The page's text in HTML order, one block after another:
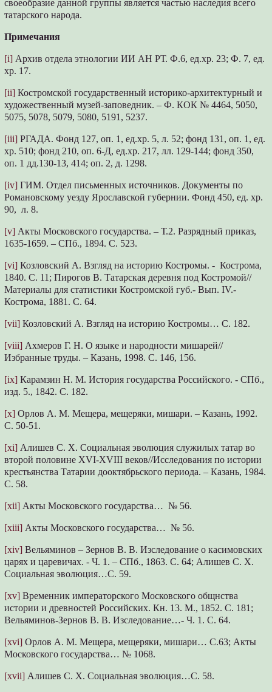
своеобразие данной группы является частью наследия всего
татарского народа.
Примечания
[i] Архив отдела этнологии ИИ АН РТ. Ф.6, ед.хр. 23; Ф. 7, ед.
хр. 17.
[ii] Костромской государственный историко-архитектурный и
художественный музей-заповедник. – Ф. КОК № 4464, 5050,
5075, 5078, 5079, 5080, 5191, 5237.
[iii] РГАДА. Фонд 127, оп. 1, ед.хр. 5, л. 52; фонд 131, оп. 1, ед.
хр. 510; фонд 210, оп. 6-Д, ед.хр. 217, лл. 129-144; фонд 350,
оп. 1 дд.130-13, 414; оп. 2, д. 1298.
[iv] ГИМ. Отдел письменных источников. Документы по
Романовскому уезду Ярославской губернии. Фонд 450, ед. хр.
90, л. 8.
[v] Акты Московского государства. – Т.2. Разрядный приказ,
1635-1659. – СПб., 1894. С. 523.
[vi] Козловский А. Взгляд на историю Костромы. - Кострома,
1840. С. 11; Пирогов В. Татарская деревня под Костромой//
Материалы для статистики Костромской губ.- Вып. IV.-
Кострома, 1881. С. 64.
[vii] Козловский А. Взгляд на историю Костромы… С. 182.
[viii] Ахмеров Г. Н. О языке и народности мишарей//
Избранные труды. – Казань, 1998. С. 146, 156.
[ix] Карамзин Н. М. История государства Российского. - СПб.,
изд. 5., 1842. С. 182.
[x] Орлов А. М. Мещера, мещеряки, мишари. – Казань, 1992.
С. 50-51.
[xi] Алишев С. Х. Социальная эволюция служилых татар во
второй половине XVI-XVIII веков//Исследования по истории
крестьянства Татарии дооктябрьского периода. – Казань, 1984.
С. 58.
[xii] Акты Московского государства… № 56.
[xiii] Акты Московского государства… № 56.
[xiv] Вельяминов – Зернов В. В. Изследование о касимовских
царях и царевичах. - Ч. 1. – СПб., 1863. С. 64; Алишев С. Х.
Социальная эволюция…С. 59.
[xv] Временник императорского Московского общнства
истории и древностей Российских. Кн. 13. М., 1852. С. 181;
Вельяминов-Зернов В. В. Изследование…- Ч. 1. С. 64.
[xvi] Орлов А. М. Мещера, мещеряки, мишари… С.63; Акты
Московского государства… № 1068.
[xvii] Алишев С. Х. Социальная эволюция…С. 58.